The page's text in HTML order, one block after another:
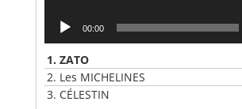
00:00
1. ZATO
2. Les MICHELINES
3. CÉLESTIN